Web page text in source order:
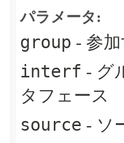
パラメータ:
group - 参
interf - グ
タフェース
source - ソ